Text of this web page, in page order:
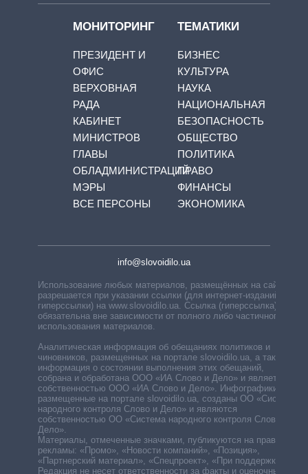
МОНИТОРИНГ
ПРЕЗИДЕНТ И
ОФИС
ВЕРХОВНАЯ
РАДА
КАБИНЕТ
МИНИСТРОВ
ГЛАВЫ
ОБЛАДМИНИСТРАЦИЙ
МЭРЫ
ВСЕ ПЕРСОНЫ
ТЕМАТИКИ
БИЗНЕС
КУЛЬТУРА
НАУКА
НАЦИОНАЛЬНАЯ
БЕЗОПАСНОСТЬ
ОБЩЕСТВО
ПОЛИТИКА
ПРАВО
ФИНАНСЫ
ЭКОНОМИКА
info@slovoidilo.ua
Использование любых материалов, размещённых на сайте,
разрешается при указании ссылки (для интернет-изданий —
гиперссылки) на www.slovoidilo.ua. Ссылка (гиперссылка)
обязательна вне зависимости от полного либо частичного
использования материалов.
Аналитическая информация об обещаниях политиков и
чиновников, размещенных на портале slovoidilo.ua, а также
информация о состоянии выполнения этих обещаний,
собрана и обработана ООО «ИА Слово и Дело» и является
собственностью ООО «ИА Слово и Дело». Инфографики,
размещенные на портале slovoidilo.ua, созданы ОО «Система
народного контроля Слово и Дело» и являются
собственностью ОО «Система народного контроля Слово и
Дело».
Материалы, отмеченные значками, публикуются на правах
рекламы: «Промо», «Новости компаний», «Позиция»,
«Партнерский материал», «Спецпроект», «При поддержке».
Редакция не несет ответственности за факты и оценочные